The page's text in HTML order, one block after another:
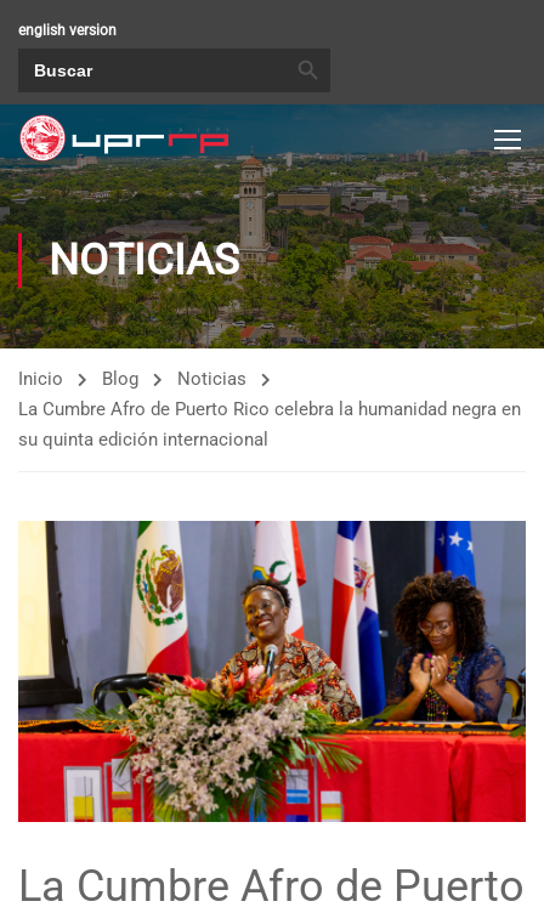
english version
NOTICIAS
Inicio Blog
Noticias
La Cumbre Afro de Puerto Rico celebra la humanidad negra en
su quinta edición internacional
La Cumbre Afro de Puerto